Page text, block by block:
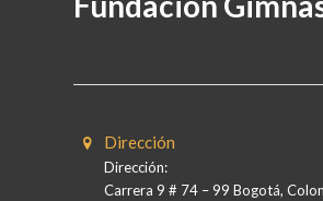
Dirección
Dirección:
Carrera 9 # 74 – 99 Bogotá,